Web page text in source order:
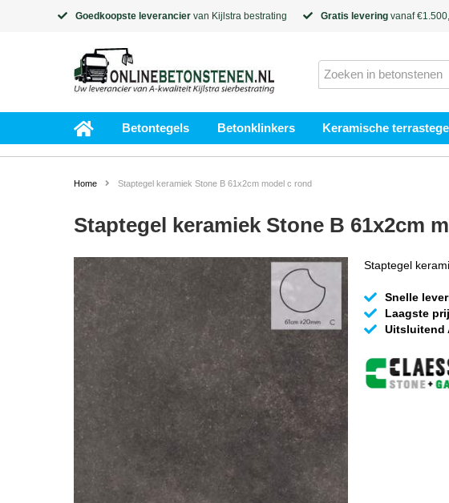
Goedkoopste leverancier van Kijlstra bestrating Gratis levering vanaf
Betontegels Betonklinkers Keramische
Home Staptegel keramiek Stone B 61x2cm model c rond
Staptegel keramiek Stone B 61x2cm
Staptegel
Snelle
Laagste
Uitsluitend